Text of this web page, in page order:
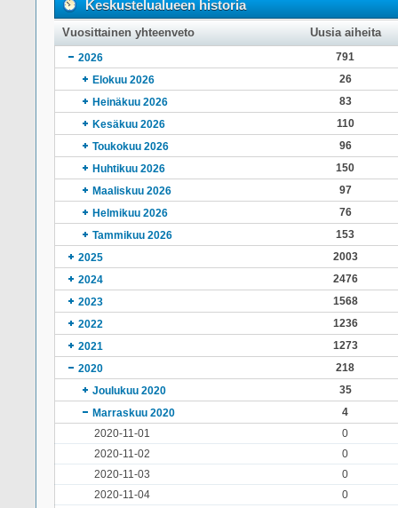
Keskustelualueen historia
Vuosittainen yhteenveto Uusia aiheita
2026
791
Elokuu 2026
26
Heinäkuu 2026
83
Kesäkuu 2026
110
Toukokuu 2026
96
Huhtikuu 2026
150
Maaliskuu 2026
97
Helmikuu 2026
76
Tammikuu 2026
153
2025
2003
2024
2476
2023
1568
2022
1236
2021
1273
2020
218
Joulukuu 2020
35
Marraskuu 2020
4
2020-11-01
0
2020-11-02
0
2020-11-03
0
2020-11-04
0